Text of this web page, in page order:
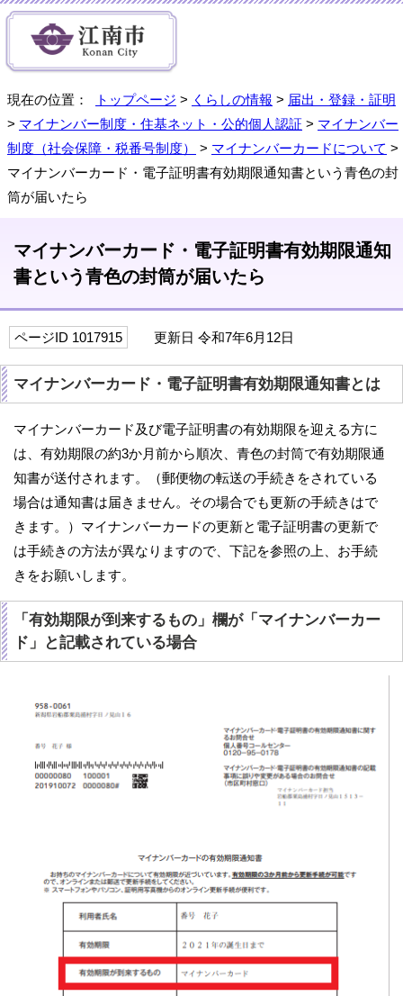
現在の位置： トップページ > くらしの情報 > 届出・登録・証明
> マイナンバー制度・住基ネット・公的個人認証 > マイナンバー
制度（社会保障・税番号制度）
> マイナンバーカードについて >
マイナンバーカード・電子証明書有効期限通知書という青色の封
筒が届いたら
マイナンバーカード・電子証明書有効期限通知
書という青色の封筒が届いたら
ページID 1017915 更新日 令和7年6月12日
マイナンバーカード・電子証明書有効期限通知書とは
マイナンバーカード及び電子証明書の有効期限を迎える方に
は、有効期限の約3か月前から順次、青色の封筒で有効期限通
知書が送付されます。（郵便物の転送の手続きをされている
場合は通知書は届きません。その場合でも更新の手続きはで
きます。）マイナンバーカードの更新と電子証明書の更新で
は手続きの方法が異なりますので、下記を参照の上、お手続
きをお願いします。
「有効期限が到来するもの」欄が「マイナンバーカー
ド」と記載されている場合